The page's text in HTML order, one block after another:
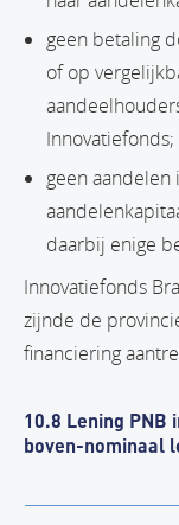
geen betaling
of op
Innovatiefonds;
geen
daarbij enige
Innovatiefonds
zijnde de
financiering
10.8 Lening PNB
boven-nominaal